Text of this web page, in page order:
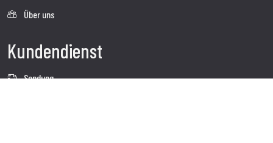
Über uns
Kundendienst
Sendung